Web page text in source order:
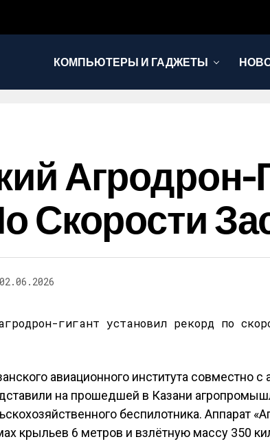
КОМПЬЮТЕРЫ И ГАДЖЕТЫ
Агродрон-
Скорости
02.06.2026
авиационного института совместно с
на прошедшей в Казани
беспилотника. Аппарат
крыльев 6 метров и взлётную массу 350